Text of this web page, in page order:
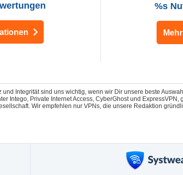
%s
Integrität sind uns wichtig, wenn wir Dir unsere beste
Intego, Private Internet Access, CyberGhost und
Wir empfehlen nur VPNs, die unsere Redaktion